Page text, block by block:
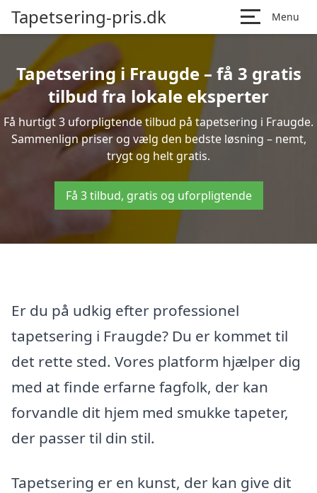
Tapetsering-pris.dk Menu
Tapetsering i Fraugde – få 3 gratis
tilbud fra lokale eksperter
Få hurtigt 3 uforpligtende tilbud på tapetsering i Fraugde.
Sammenlign priser og vælg den bedste løsning – nemt,
trygt og helt gratis.
Få 3 tilbud, gratis og uforpligtende
Er du på udkig efter professionel
tapetsering i Fraugde? Du er kommet til
det rette sted. Vores platform hjælper dig
med at finde erfarne fagfolk, der kan
forvandle dit hjem med smukke tapeter,
der passer til din stil.
Tapetsering er en kunst, der kan give dit